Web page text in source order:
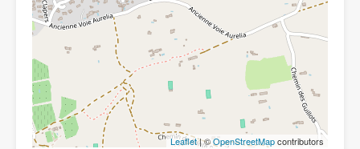
Leaflet| ©OpenStreetMapcontributors